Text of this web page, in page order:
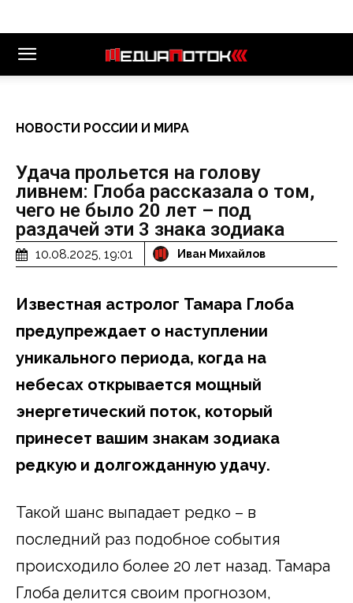
НОВОСТИ РОССИИ И МИРА
Удача прольется на голову
ливнем: Глоба рассказала о том,
чего не было 20 лет – под
раздачей эти 3 знака зодиака
10.08.2025, 19:01 Иван Михайлов
Известная астролог Тамара Глоба
предупреждает о наступлении
уникального периода, когда на
небесах открывается мощный
энергетический поток, который
принесет вашим знакам зодиака
редкую и долгожданную удачу.
Такой шанс выпадает редко – в
последний раз подобное события
происходило более 20 лет назад. Тамара
Глоба делится своим прогнозом,